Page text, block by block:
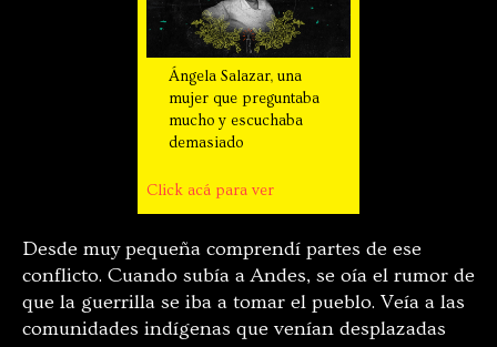
Ángela Salazar, una
mujer que preguntaba
mucho y escuchaba
demasiado
Click acá para ver
Desde muy pequeña comprendí partes de ese
conflicto. Cuando subía a Andes, se oía el rumor de
que la guerrilla se iba a tomar el pueblo. Veía a las
comunidades indígenas que venían desplazadas